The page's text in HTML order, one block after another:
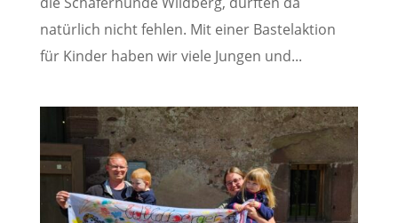
natürlich nicht fehlen. Mit einer Bastelaktion
für Kinder haben wir viele Jungen und...